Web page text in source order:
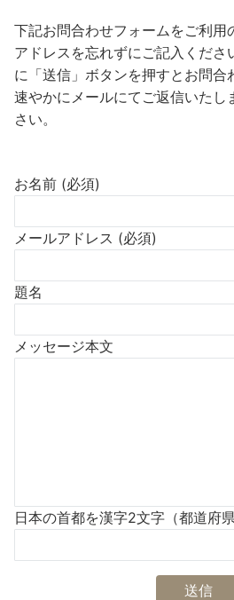
下記お問合わせフォームをご利用
アドレスを忘れずにご記入くださ
に「送信」ボタンを押すとお問合
速やかにメールにてご返信いたし
さい。
お名前 (必須)
メールアドレス (必須)
題名
メッセージ本文
日本の首都を漢字2文字（都道府